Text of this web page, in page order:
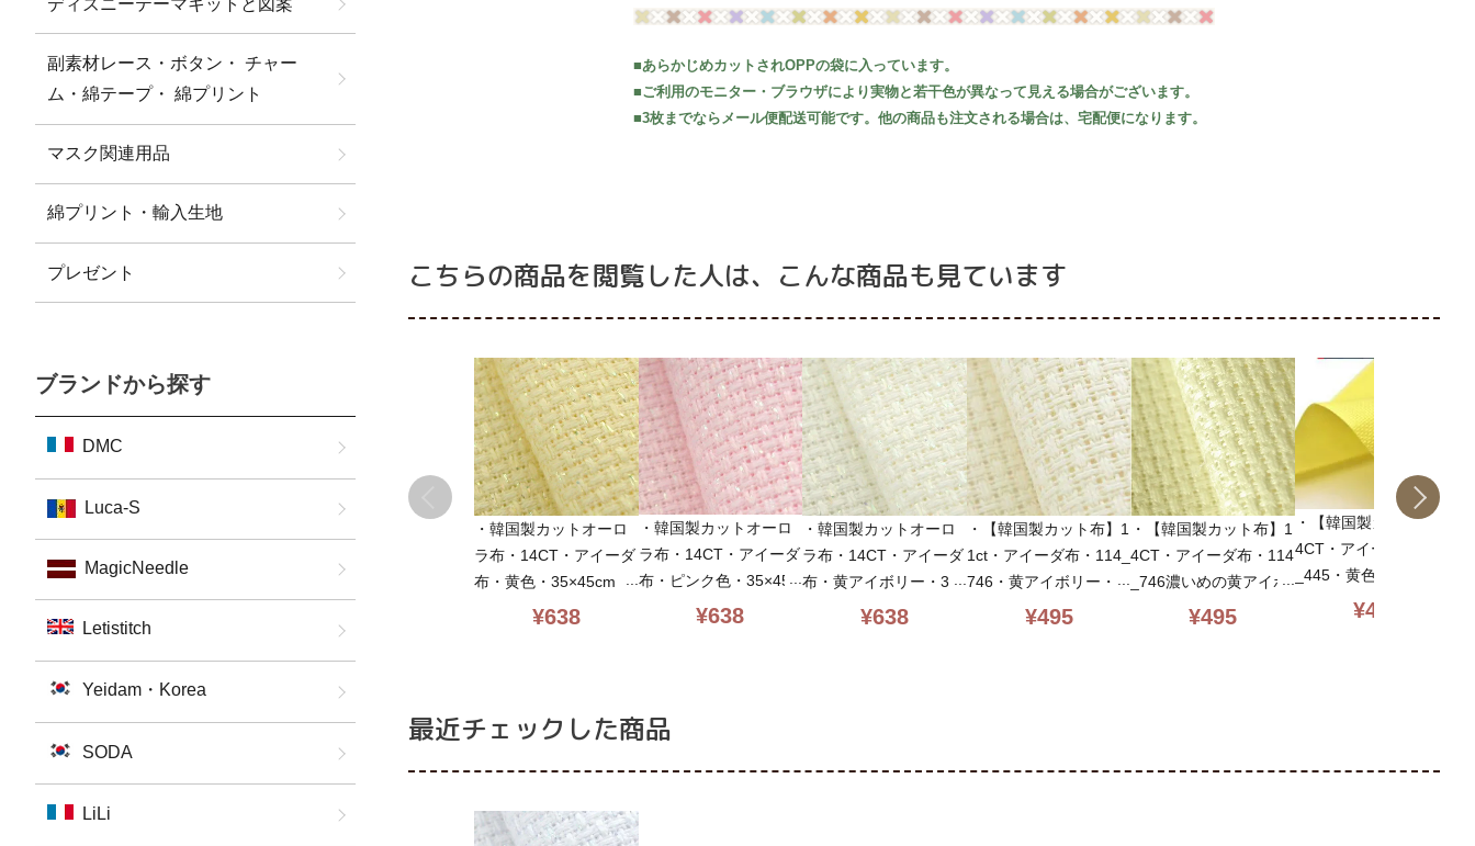
副素材レース・ボタン・ チャー
ム・綿テープ・ 綿プリント
マスク関連用品
綿プリント・輸入生地
プレゼント
ブランドから探す
DMC
Luca-S
MagicNeedle
Letistitch
Yeidam・Korea
SODA
LiLi
■あらかじめカットされOPPの袋に入っています。
■ご利用のモニター・ブラウザにより実物と若干色が異なって見える場合がございます。
■3枚までならメール便配送可能です。他の商品も注文される場合は、宅配便になります。
こちらの商品を閲覧した人は、こんな商品も見ています
・韓国製カットオーロ
ラ布・14CT・アイーダ
布・黄色・35×45cm・
14ct_no_fila_yellow_
¥638
・韓国製カットオーロ
ラ布・14CT・アイーダ
布・ピンク色・35×45c
m・14ct_no_fila_pink_
¥638
・韓国製カットオーロ
ラ布・14CT・アイーダ
布・黄アイボリー・35
×45cm・14ct_no_fila_i
¥638
・【韓国製カット布】1
1ct・アイーダ布・114_
746・黄アイボリー・3
5×45cm・クロスステッ
¥495
・【韓国製カット布】1
4CT・アイーダ布・114
_746濃いめの黄アイボ
リー 35×45cm・クロス
¥495
・【韓国製カット布】1
4CT・アイーダ布・114
_445・黄色・35×45c
m・クロスステッチ布
¥495
最近チェックした商品